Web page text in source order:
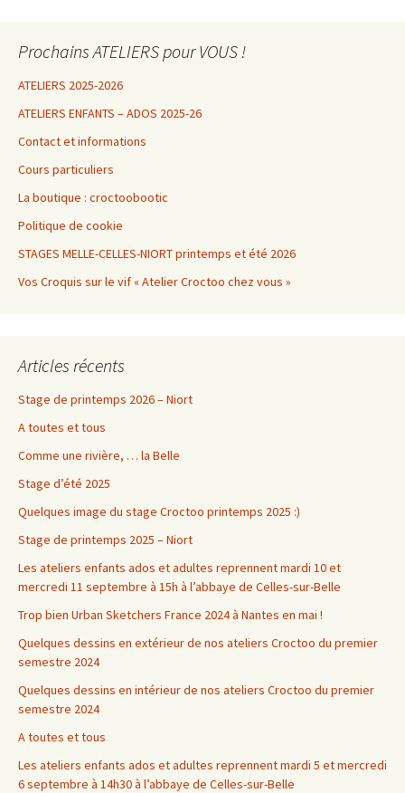
Prochains ATELIERS pour VOUS !
ATELIERS 2025-2026
ATELIERS ENFANTS – ADOS 2025-26
Contact et informations
Cours particuliers
La boutique : croctoobootic
Politique de cookie
STAGES MELLE-CELLES-NIORT printemps et été 2026
Vos Croquis sur le vif « Atelier Croctoo chez vous »
Articles récents
Stage de printemps 2026 – Niort
A toutes et tous
Comme une rivière, … la Belle
Stage d’été 2025
Quelques image du stage Croctoo printemps 2025 :)
Stage de printemps 2025 – Niort
Les ateliers enfants ados et adultes reprennent mardi 10 et
mercredi 11 septembre à 15h à l’abbaye de Celles-sur-Belle
Trop bien Urban Sketchers France 2024 à Nantes en mai !
Quelques dessins en extérieur de nos ateliers Croctoo du premier
semestre 2024
Quelques dessins en intérieur de nos ateliers Croctoo du premier
semestre 2024
A toutes et tous
Les ateliers enfants ados et adultes reprennent mardi 5 et mercredi
6 septembre à 14h30 à l’abbaye de Celles-sur-Belle